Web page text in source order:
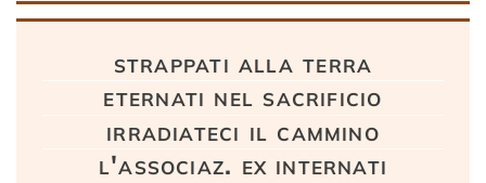
strappati alla terra
eternati nel sacrificio
irradiateci il cammino
l'associaz. ex internati